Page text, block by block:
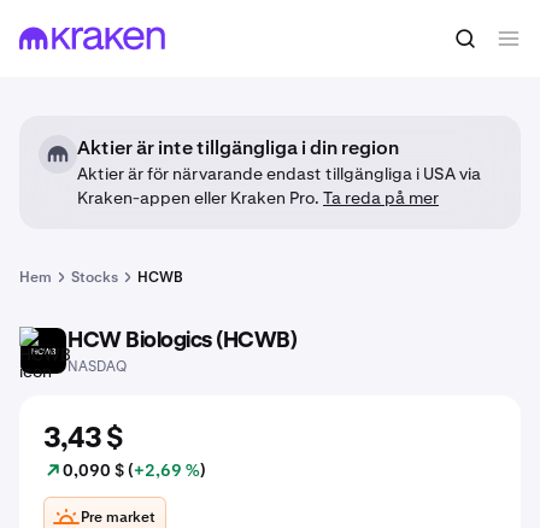
Aktier är inte tillgängliga i din region
Aktier är för närvarande endast tillgängliga i USA via
Kraken-appen eller Kraken Pro. Ta reda på mer
Hem Stocks HCWB
HCWB HCW Biologics (HCWB)
NASDAQ
3,43 $
0,090 $ (+2,69 %)
Pre market